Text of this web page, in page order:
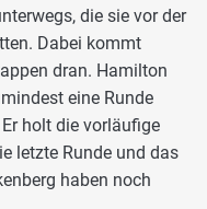
die sie vor der
Dabei kommt
dran. Hamilton
eine Runde
holt die vorläufige
letzte Runde und das
haben noch